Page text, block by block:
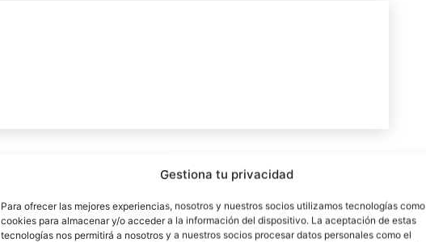
Gestiona tu privacidad
Para ofrecer las mejores experiencias, nosotros y nuestros socios utilizamos tecnologías como
cookies para almacenar y/o acceder a la información del dispositivo. La aceptación de estas
tecnologías nos permitirá a nosotros y a nuestros socios procesar datos personales como el
La membrana plasmática